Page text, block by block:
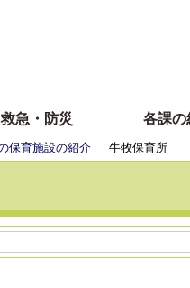
救急・防災 各課の
保育施設の紹介 牛牧保育所